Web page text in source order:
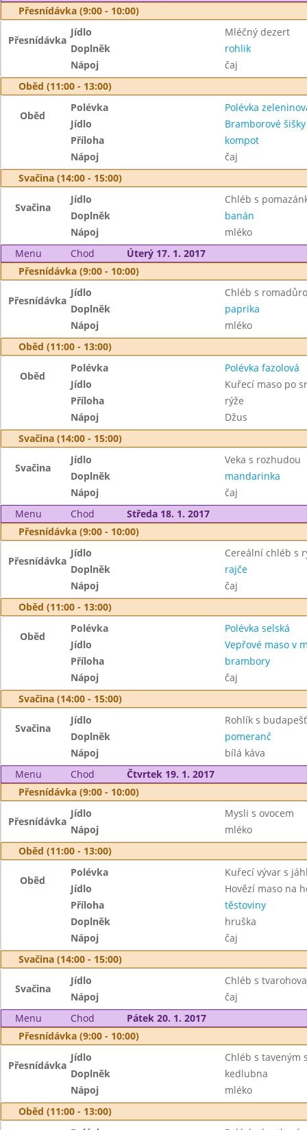
Přesnídávka (9:00 - 10:00)
Přesnídávka
Jídlo
Mléčný dezert
Doplněk
rohlik
Nápoj
čaj
Oběd (11:00 - 13:00)
Oběd
Polévka
Polévka
Jídlo
Bramborové
Příloha
kompot
Nápoj
čaj
Svačina (14:00 - 15:00)
Svačina
Jídlo
Chléb s
Doplněk
banán
Nápoj
mléko
Menu
Chod
Úterý 17. 1. 2017
Přesnídávka (9:00 - 10:00)
Přesnídávka
Jídlo
Chléb s
Doplněk
paprika
Nápoj
mléko
Oběd (11:00 - 13:00)
Oběd
Polévka
Polévka fazolová
Jídlo
Kuřecí maso po
Příloha
rýže
Nápoj
Džus
Svačina (14:00 - 15:00)
Svačina
Jídlo
Veka s rozhudou
Doplněk
mandarinka
Nápoj
čaj
Menu
Chod
Středa 18. 1. 2017
Přesnídávka (9:00 - 10:00)
Přesnídávka
Jídlo
Cereální chléb s
Doplněk
rajče
Nápoj
čaj
Oběd (11:00 - 13:00)
Oběd
Polévka
Polévka selská
Jídlo
Vepřové maso v
Příloha
brambory
Nápoj
čaj
Svačina (14:00 - 15:00)
Svačina
Jídlo
Rohlík s
Doplněk
pomeranč
Nápoj
bílá káva
Menu
Chod
Čtvrtek 19. 1. 2017
Přesnídávka (9:00 - 10:00)
Přesnídávka
Jídlo
Mysli s ovocem
Nápoj
mléko
Oběd (11:00 - 13:00)
Oběd
Polévka
Kuřecí vývar s
Jídlo
Hovězí maso na
Příloha
těstoviny
Doplněk
hruška
Nápoj
čaj
Svačina (14:00 - 15:00)
Svačina
Jídlo
Chléb s
Nápoj
čaj
Menu
Chod
Pátek 20. 1. 2017
Přesnídávka (9:00 - 10:00)
Přesnídávka
Jídlo
Chléb s taveným
Doplněk
kedlubna
Nápoj
mléko
Oběd (11:00 - 13:00)